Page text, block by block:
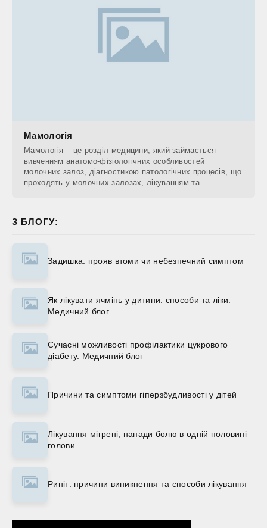
Мамологія
Мамологія – це розділ медицини, який займається
вивченням анатомо-фізіологічних особливостей
молочних залоз, діагностикою патологічних процесів, що
проходять у молочних залозах, лікуванням та
З БЛОГУ:
Задишка: прояв втоми чи небезпечний симптом
Як лікувати ячмінь у дитини: способи та ліки.
Медичний блог
Сучасні можливості профілактики цукрового
діабету. Медичний блог
Причини та симптоми гіперзбудливості у дітей
Лікування мігрені, напади болю в одній половині
голови
Риніт: причини виникнення та способи лікування